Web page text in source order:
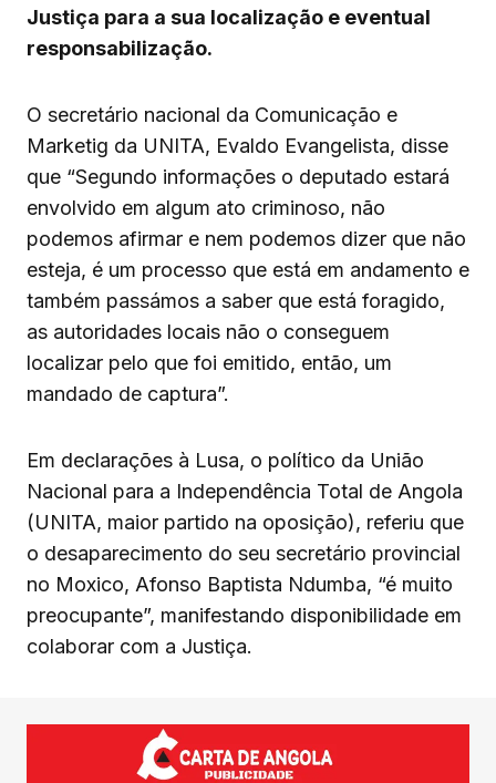
Justiça para a sua localização e eventual
responsabilização.
O secretário nacional da Comunicação e
Marketig da UNITA, Evaldo Evangelista, disse
que “Segundo informações o deputado estará
envolvido em algum ato criminoso, não
podemos afirmar e nem podemos dizer que não
esteja, é um processo que está em andamento e
também passámos a saber que está foragido,
as autoridades locais não o conseguem
localizar pelo que foi emitido, então, um
mandado de captura”.
Em declarações à Lusa, o político da União
Nacional para a Independência Total de Angola
(UNITA, maior partido na oposição), referiu que
o desaparecimento do seu secretário provincial
no Moxico, Afonso Baptista Ndumba, “é muito
preocupante”, manifestando disponibilidade em
colaborar com a Justiça.